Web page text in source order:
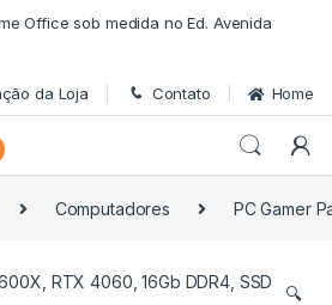
Office sob medida no Ed. Avenida
da Loja Contato Home
Computadores PC Gamer
🔍